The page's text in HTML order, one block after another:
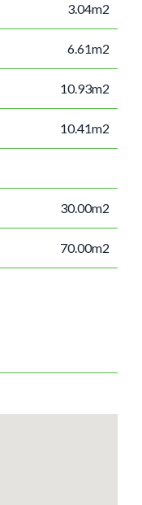
3.04m2
6.61m2
10.93m2
10.41m2
30.00m2
70.00m2